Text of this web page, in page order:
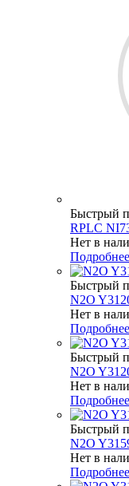
Быстрый
RPLC
Нет в
Подробнее
Быстрый
N2O
Нет в
Подробнее
Быстрый
N2O
Нет в
Подробнее
Быстрый
N2O
Нет в
Подробнее